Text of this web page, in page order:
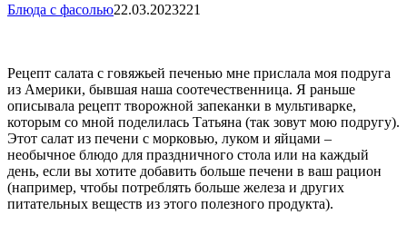
Блюда с фасолью22.03.2023221
Рецепт салата с говяжьей печенью мне прислала моя подруга
из Америки, бывшая наша соотечественница. Я раньше
описывала рецепт творожной запеканки в мультиварке,
которым со мной поделилась Татьяна (так зовут мою подругу).
Этот салат из печени с морковью, луком и яйцами –
необычное блюдо для праздничного стола или на каждый
день, если вы хотите добавить больше печени в ваш рацион
(например, чтобы потреблять больше железа и других
питательных веществ из этого полезного продукта).